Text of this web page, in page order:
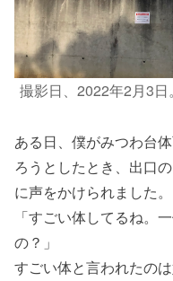
撮影日、2022年2月3日。
ある日、僕がみつわ台
ろうとしたとき、出口
に声をかけられました。
「すごい体してるね。
の？」
すごい体と言われたの